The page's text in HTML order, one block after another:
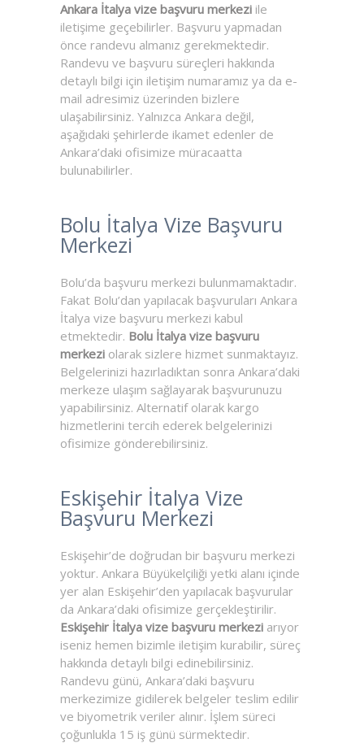
Ankara İtalya vize başvuru merkezi ile
iletişime geçebilirler. Başvuru yapmadan
önce randevu almanız gerekmektedir.
Randevu ve başvuru süreçleri hakkında
detaylı bilgi için iletişim numaramız ya da e-
mail adresimiz üzerinden bizlere
ulaşabilirsiniz. Yalnızca Ankara değil,
aşağıdaki şehirlerde ikamet edenler de
Ankara’daki ofisimize müracaatta
bulunabilirler.
Bolu İtalya Vize Başvuru
Merkezi
Bolu’da başvuru merkezi bulunmamaktadır.
Fakat Bolu’dan yapılacak başvuruları Ankara
İtalya vize başvuru merkezi kabul
etmektedir. Bolu İtalya vize başvuru
merkezi olarak sizlere hizmet sunmaktayız.
Belgelerinizi hazırladıktan sonra Ankara’daki
merkeze ulaşım sağlayarak başvurunuzu
yapabilirsiniz. Alternatif olarak kargo
hizmetlerini tercih ederek belgelerinizi
ofisimize gönderebilirsiniz.
Eskişehir İtalya Vize
Başvuru Merkezi
Eskişehir’de doğrudan bir başvuru merkezi
yoktur. Ankara Büyükelçiliği yetki alanı içinde
yer alan Eskişehir’den yapılacak başvurular
da Ankara’daki ofisimize gerçekleştirilir.
Eskişehir İtalya vize başvuru merkezi arıyor
iseniz hemen bizimle iletişim kurabilir, süreç
hakkında detaylı bilgi edinebilirsiniz.
Randevu günü, Ankara’daki başvuru
merkezimize gidilerek belgeler teslim edilir
ve biyometrik veriler alınır. İşlem süreci
çoğunlukla 15 iş günü sürmektedir.